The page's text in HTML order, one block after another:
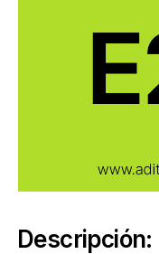
Descripción: